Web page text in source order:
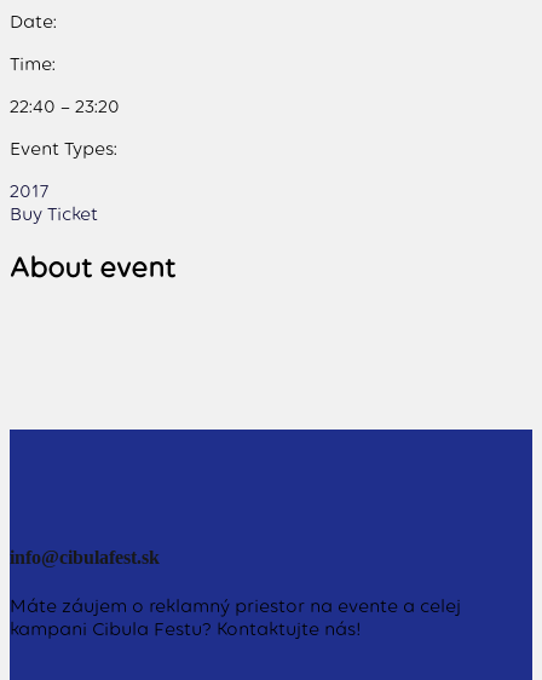
Date:
Time:
22:40 – 23:20
Event Types:
2017
Buy Ticket
About event
info@cibulafest.sk
Máte záujem o reklamný priestor na evente a celej
kampani Cibula Festu? Kontaktujte nás!